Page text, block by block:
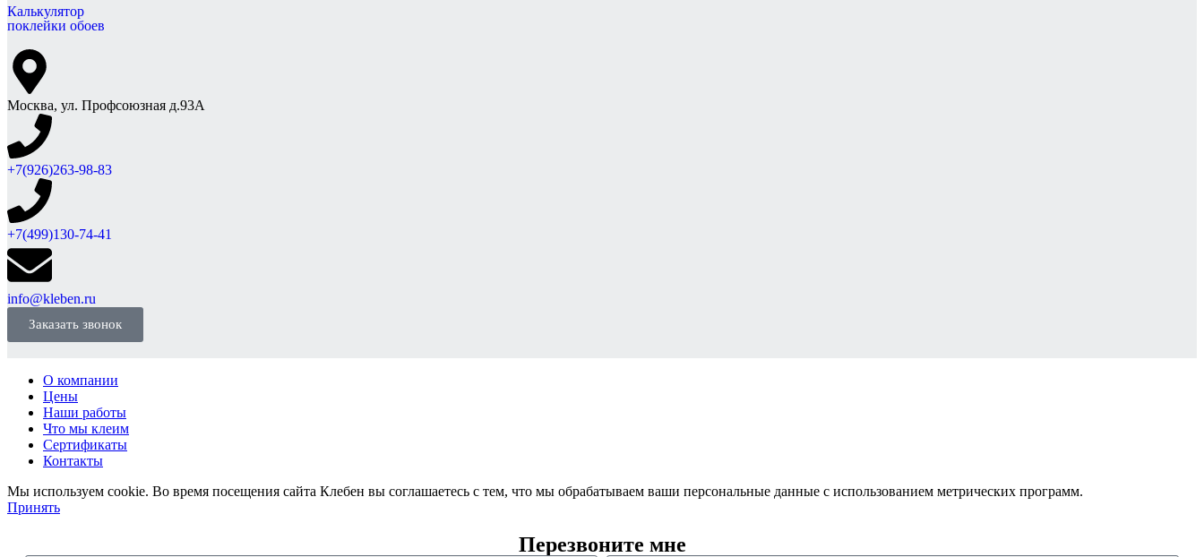
Калькулятор
поклейки обоев
Москва, ул. Профсоюзная д.93А
+7(926)263-98-83
+7(499)130-74-41
info@kleben.ru
Заказать звонок
О компании
Цены
Наши работы
Что мы клеим
Сертификаты
Контакты
Мы используем cookie. Во время посещения сайта Клебен вы соглашаетесь с тем, что мы обрабатываем ваши персональные данные с использованием метрических программ.
Принять
Перезвоните мне